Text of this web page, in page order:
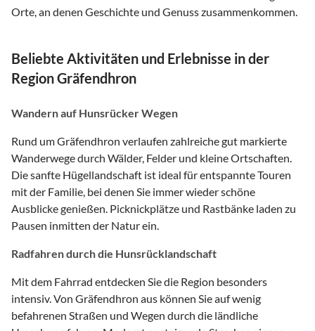
Orte, an denen Geschichte und Genuss zusammenkommen.
Beliebte Aktivitäten und Erlebnisse in der
Region Gräfendhron
Wandern auf Hunsrücker Wegen
Rund um Gräfendhron verlaufen zahlreiche gut markierte
Wanderwege durch Wälder, Felder und kleine Ortschaften.
Die sanfte Hügellandschaft ist ideal für entspannte Touren
mit der Familie, bei denen Sie immer wieder schöne
Ausblicke genießen. Picknickplätze und Rastbänke laden zu
Pausen inmitten der Natur ein.
Radfahren durch die Hunsrücklandschaft
Mit dem Fahrrad entdecken Sie die Region besonders
intensiv. Von Gräfendhron aus können Sie auf wenig
befahrenen Straßen und Wegen durch die ländliche